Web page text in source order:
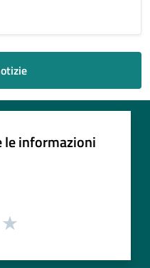
le informazioni